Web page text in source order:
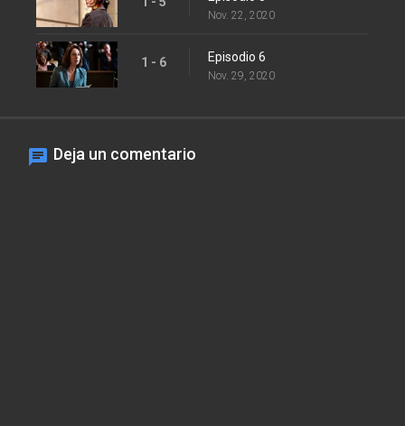
Nov. 22, 2020
1 - 6 Episodio 6
Nov. 29, 2020
Deja un comentario